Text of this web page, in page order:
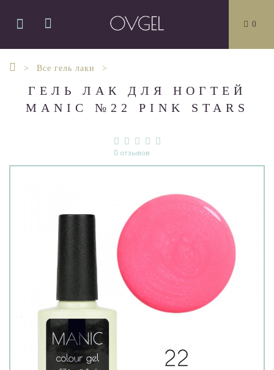
0
Все гель лаки
ГЕЛЬ ЛАК ДЛЯ НОГТЕЙ
MANIC №22 PINK STARS
0 отзывов